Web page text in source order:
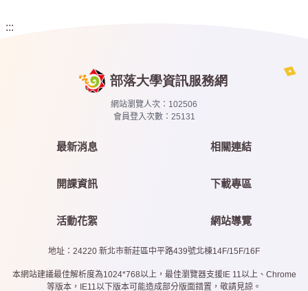
:::
網站瀏覽人次： 102506
會員登入次數： 25131
最新消息
開課資訊
活動花絮
相關連結
下載專區
網站導覽
地址：24220 新北市新莊區中平路439號北棟14F/15F/16F
本網站建議最佳解析度為1024*768以上，最佳瀏覽器支援IE 11以上、Chrome
等版本，IE11以下版本可能造成部分版面錯置，敬請見諒。